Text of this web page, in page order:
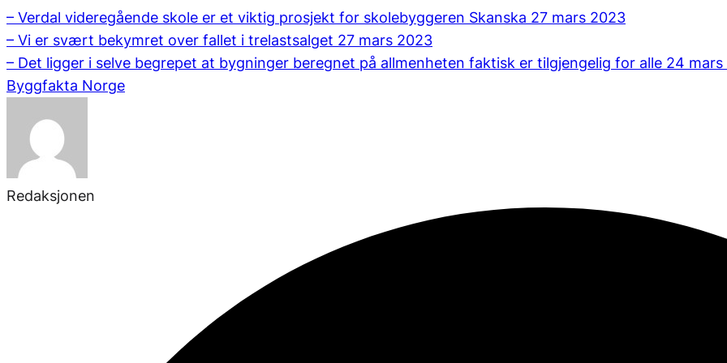
– Verdal videregående skole er et viktig prosjekt for skolebyggeren Skanska 27 mars 2023
– Vi er svært bekymret over fallet i trelastsalget 27 mars 2023
– Det ligger i selve begrepet at bygninger beregnet på allmenheten faktisk er tilgjengelig for alle 24
Byggfakta Norge
Redaksjonen